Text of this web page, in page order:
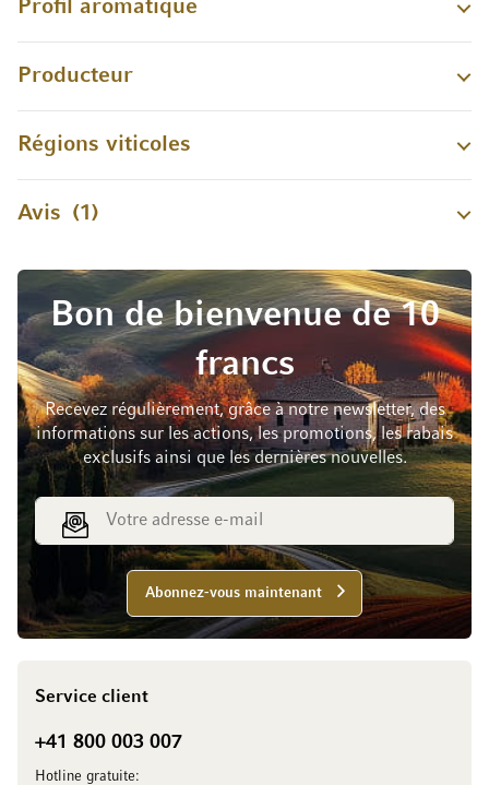
Profil aromatique
Producteur
Régions viticoles
Avis 1
Bon de bienvenue de 10
francs
Recevez régulièrement, grâce à notre newsletter, des
informations sur les actions, les promotions, les rabais
exclusifs ainsi que les dernières nouvelles.
Adresse e-mail
Abonnez-vous maintenant
Service client
+41 800 003 007
Hotline gratuite: